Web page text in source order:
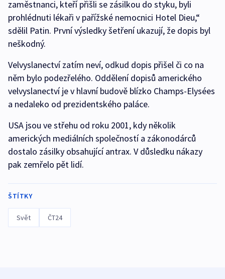
zaměstnanci, kteří přišli se zásilkou do styku, byli
prohlédnuti lékaři v pařížské nemocnici Hotel Dieu,“
sdělil Patin. První výsledky šetření ukazují, že dopis byl
neškodný.
Velvyslanectví zatím neví, odkud dopis přišel či co na
něm bylo podezřelého. Oddělení dopisů amerického
velvyslanectví je v hlavní budově blízko Champs-Elysées
a nedaleko od prezidentského paláce.
USA jsou ve střehu od roku 2001, kdy několik
amerických mediálních společností a zákonodárců
dostalo zásilky obsahující antrax. V důsledku nákazy
pak zemřelo pět lidí.
ŠTÍTKY
Svět ČT24